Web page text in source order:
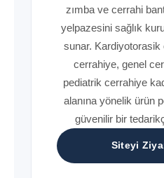
zımba ve cerrahi
yelpazesini sağlık
sunar. Kardiyotorasik
cerrahiye, genel
pediatrik cerrahiye
alanına yönelik ürün
güvenilir bir
Siteyi